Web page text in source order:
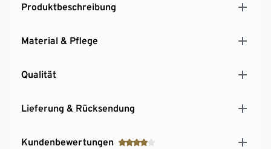
Produktbeschreibung
Material & Pflege
Qualität
Lieferung & Rücksendung
Kundenbewertungen